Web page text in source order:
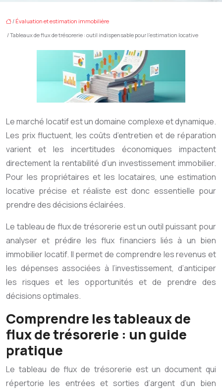
/ Évaluation et estimation immobilière
/ Tableaux de flux de trésorerie : outil indispensable pour l’estimation locative
Le marché locatif est un domaine complexe et dynamique.
Les prix fluctuent, les coûts d’entretien et de réparation
varient et les incertitudes économiques impactent
directement la rentabilité d’un investissement immobilier.
Pour les propriétaires et les locataires, une estimation
locative précise et réaliste est donc essentielle pour
prendre des décisions éclairées.
Le tableau de flux de trésorerie est un outil puissant pour
analyser et prédire les flux financiers liés à un bien
immobilier locatif. Il permet de comprendre les revenus et
les dépenses associées à l’investissement, d’anticiper
les risques et les opportunités et de prendre des
décisions optimales.
Comprendre les tableaux de
flux de trésorerie : un guide
pratique
Le tableau de flux de trésorerie est un document qui
répertorie les entrées et sorties d’argent d’un bien